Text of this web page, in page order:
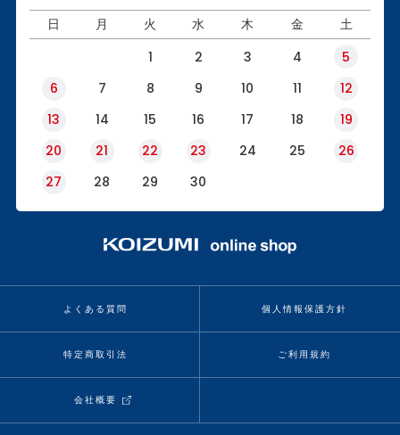
日 月 火 水 木 金 土
1 2 3 4
5
6
7 8 9 10 11
12
13
14 15 16 17 18
19
20
21 22 23 24 25
26
27
28 29 30
よくある質問 個人情報保護方針
特定商取引法 ご利用規約
会社概要